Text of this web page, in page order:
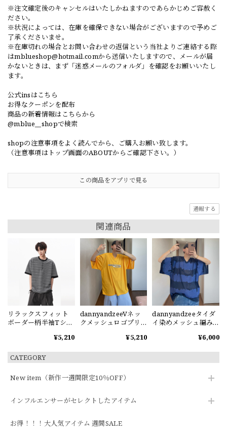
CATEGORY
New item（新作一週間限定10％OFF）
インフルエンサーがセレクトしたアイテム
お得！！！大人気アイテム 週間SALE
※注文確定後のキャンセルはいたしかねますのであらかじめご容赦く
ださい。
※状況によっては、在庫を確保できない場合がございますので予めご
了承くださいませ。
※在庫切れの場合とお問い合わせの返信という当社よりご連絡する際
はmblueshop@hotmail.comから送信いたしますので、メールが届
かないときは、まず「迷惑メールのフォルダ」を確認をお願いいたし
ます。
公式insはこちら
お得なクーポンを配布
商品の新着情報はこちらから
@mblue__shopで検索
shopの注意事項をよく読んでから、ご購入お願い致します。
（注意事項はトップ画面のABOUTからご確認下さい。）
この商品をアプリで見る
通報する
関連商品
リラックスフィット
ボーダー柄半袖Tシャ
¥5,210
dannyandzeeVネッ
クメッシュロゴプリ
¥5,210
dannyandzeeタイダ
イ染めメッシュ編みV
¥6,000